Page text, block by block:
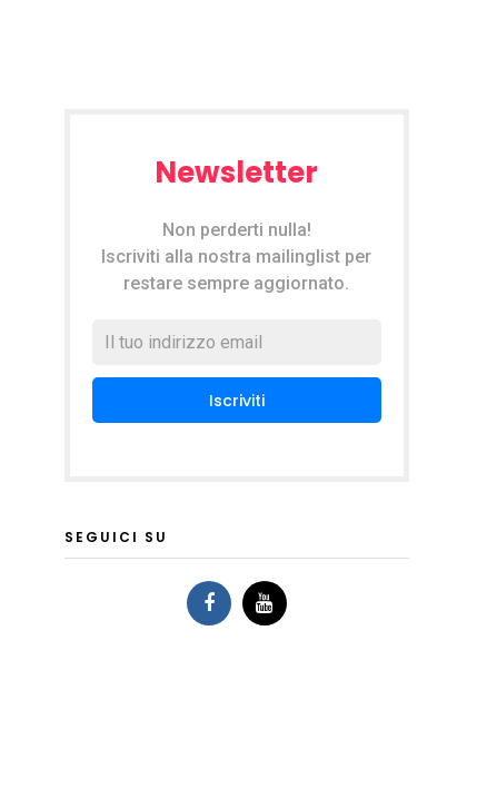
Newsletter
Non perderti nulla!
Iscriviti alla nostra mailinglist per
restare sempre aggiornato.
SEGUICI SU